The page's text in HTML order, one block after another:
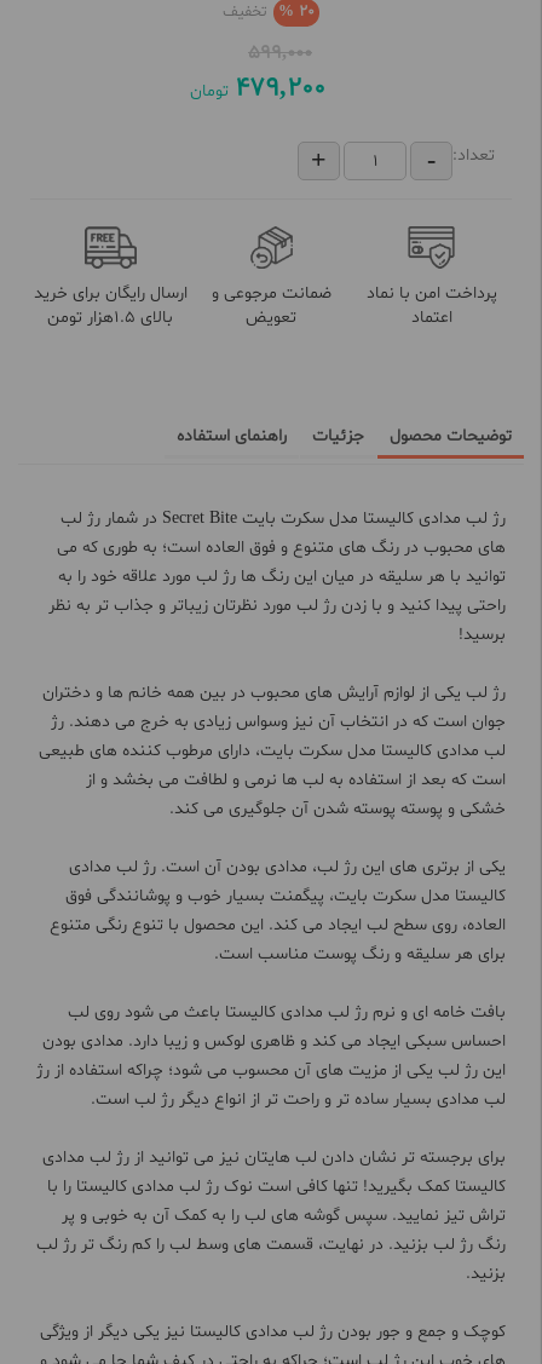
20 % تخفیف
599,000
479,200 تومان
تعداد:
پرداخت امن با نماد
اعتماد
ضمانت مرجوعی و
تعویض
ارسال رایگان برای خرید
بالای 1.5هزار تومن
توضیحات محصول جزئیات راهنمای استفاده
رژ لب مدادی کالیستا مدل سکرت بایت Secret Bite در شمار رژ لب
های محبوب در رنگ های متنوع و فوق العاده است؛ به طوری که می
توانید با هر سلیقه در میان این رنگ ها رژ لب مورد علاقه خود را به
راحتی پیدا کنید و با زدن رژ لب مورد نظرتان زیباتر و جذاب تر به نظر
برسید!
رژ لب یکی از لوازم آرایش های محبوب در بین همه خانم ها و دختران
جوان است که در انتخاب آن نیز وسواس زیادی به خرج می دهند. رژ
لب مدادی کالیستا مدل سکرت بایت، دارای مرطوب کننده‌ های طبیعی
است که بعد از استفاده به لب ‌ها نرمی و لطافت می بخشد و از
خشکی و پوسته‌ پوسته شدن آن جلوگیری می ‌کند.
یکی از برتری های این رژ لب، مدادی بودن آن است. رژ لب مدادی
کالیستا مدل سکرت بایت، پیگمنت بسیار خوب و پوشانندگی فوق
العاده، روی سطح لب ایجاد می کند. این محصول با تنوع رنگی متنوع
برای هر سلیقه و رنگ پوست مناسب است.
بافت خامه ای و نرم رژ لب مدادی کالیستا باعث می شود روی لب
احساس سبکی ایجاد می کند و ظاهری لوکس و زیبا دارد. مدادی بودن
این رژ لب یکی از مزیت های آن محسوب می شود؛ چراکه استفاده از رژ
لب مدادی بسیار ساده تر و راحت تر از انواع دیگر رژ لب است.
برای برجسته تر نشان دادن لب هایتان نیز می توانید از رژ لب مدادی
کالیستا کمک بگیرید! تنها کافی است نوک رژ لب مدادی کالیستا را با
تراش تیز نمایید. سپس گوشه های لب را به کمک آن به خوبی و پر
رنگ رژ لب بزنید. در نهایت، قسمت های وسط لب را کم رنگ تر رژ لب
بزنید.
کوچک و جمع و جور بودن رژ لب مدادی کالیستا نیز یکی دیگر از ویژگی